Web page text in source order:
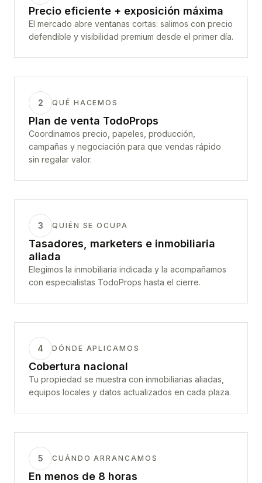
Precio eficiente + exposición máxima
El mercado abre ventanas cortas: salimos con precio
defendible y visibilidad premium desde el primer día.
2 QUÉ HACEMOS
Plan de venta TodoProps
Coordinamos precio, papeles, producción,
campañas y negociación para que vendas rápido
sin regalar valor.
3 QUIÉN SE OCUPA
Tasadores, marketers e inmobiliaria
aliada
Elegimos la inmobiliaria indicada y la acompañamos
con especialistas TodoProps hasta el cierre.
4 DÓNDE APLICAMOS
Cobertura nacional
Tu propiedad se muestra con inmobiliarias aliadas,
equipos locales y datos actualizados en cada plaza.
5 CUÁNDO ARRANCAMOS
En menos de 8 horas